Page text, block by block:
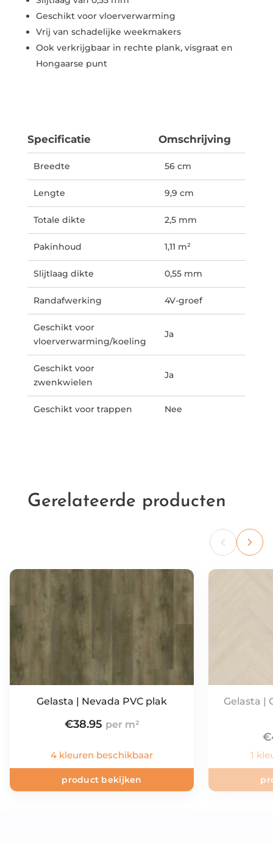
Geschikt voor vloerverwarming
Vrij van schadelijke weekmakers
Ook verkrijgbaar in rechte plank, visgraat en
Hongaarse punt
Specificatie Omschrijving
Breedte 56 cm
Lengte 9,9 cm
Totale dikte 2,5 mm
Pakinhoud 1,11 m²
Slijtlaag dikte 0,55 mm
Randafwerking 4V-groef
Geschikt voor
vloerverwarming/koeling
Ja
Geschikt voor
zwenkwielen
Ja
Geschikt voor trappen Nee
Gerelateerde producten
Gelasta | Nevada PVC plak
€38.95
4 kleuren beschikbaar
product bekijken
Gelasta |
€
1